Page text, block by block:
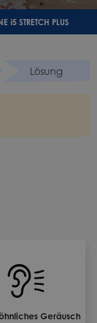
STRETCH PLUS
Lösung
Geräusch